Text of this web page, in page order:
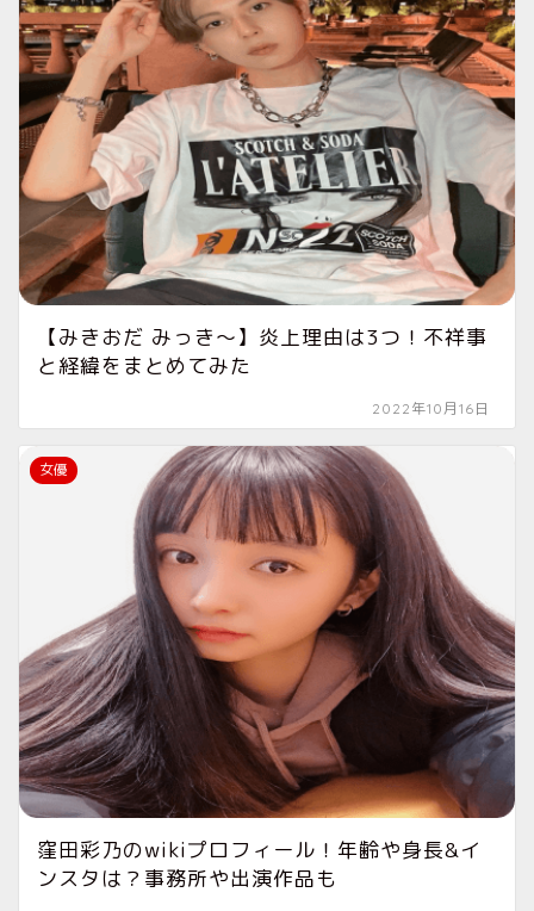
【みきおだ みっき〜】炎上理由は3つ！不祥事
と経緯をまとめてみた
2022年10月16日
女優
窪田彩乃のwikiプロフィール！年齢や身長&イ
ンスタは？事務所や出演作品も